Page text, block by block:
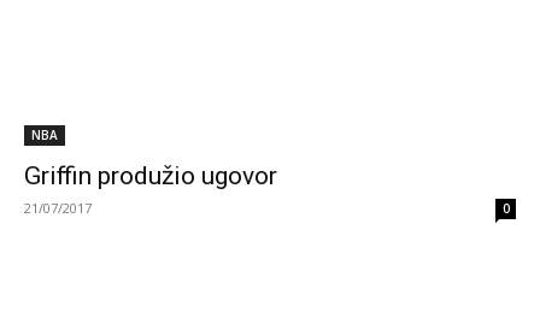
NBA
Griffin produžio ugovor
21/07/2017 0